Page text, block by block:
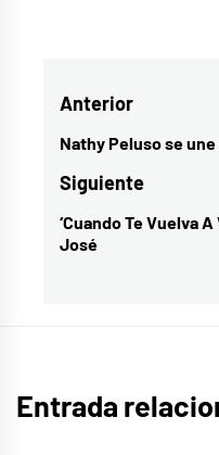
Senra
Feid
Navegación
de
entradas
Anterior
Entrada
anterior:
Nathy Peluso se
Siguiente
Entrada
siguiente:
‘Cuando Te Vuelva
José
Entrada